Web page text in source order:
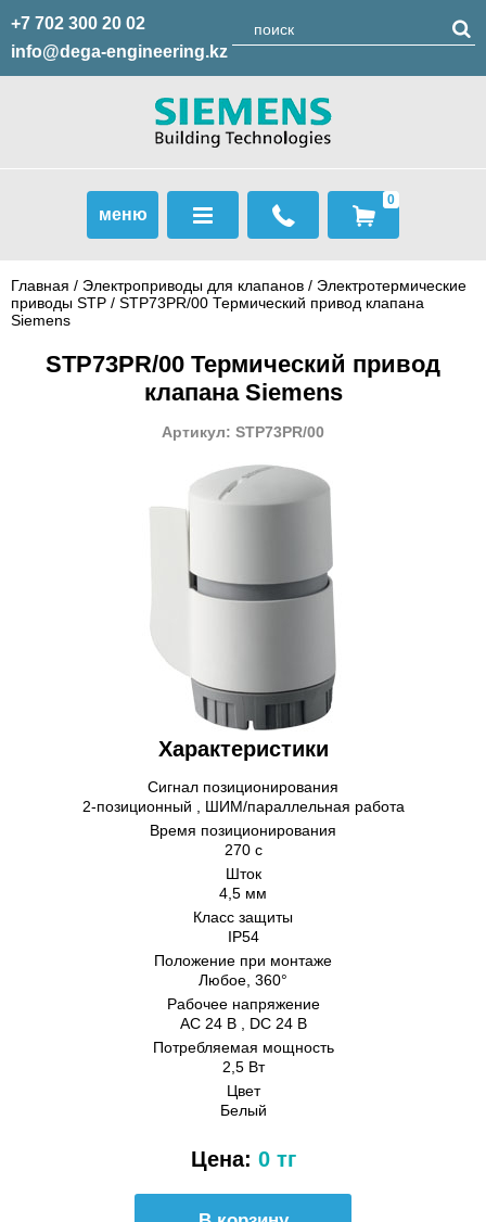
+7 702 300 20 02
info@dega-engineering.kz
меню
0
Главная / Электроприводы для клапанов / Электротермические
приводы STP / STP73PR/00 Термический привод клапана
Siemens
STP73PR/00 Термический привод
клапана Siemens
Артикул: STP73PR/00
Характеристики
Сигнал позиционирования
2-позиционный , ШИМ/параллельная работа
Время позиционирования
270 с
Шток
4,5 мм
Класс защиты
IP54
Положение при монтаже
Любое, 360°
Рабочее напряжение
AC 24 В , DC 24 В
Потребляемая мощность
2,5 Вт
Цвет
Белый
Цена: 0 тг